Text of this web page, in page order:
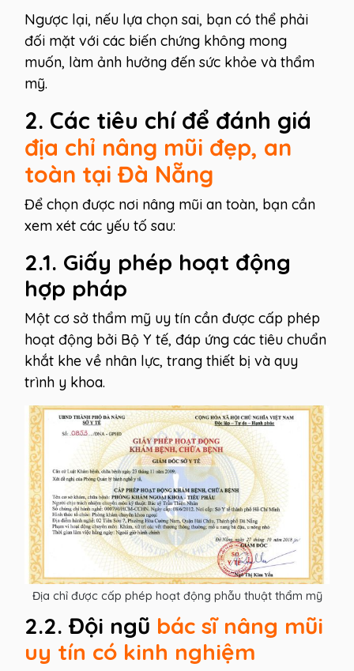
Ngược lại, nếu lựa chọn sai, bạn có thể phải
đối mặt với các biến chứng không mong
muốn, làm ảnh hưởng đến sức khỏe và thẩm
mỹ.
2. Các tiêu chí để đánh giá
địa chỉ nâng mũi đẹp, an
toàn tại Đà Nẵng
Để chọn được nơi nâng mũi an toàn, bạn cần
xem xét các yếu tố sau:
2.1. Giấy phép hoạt động
hợp pháp
Một cơ sở thẩm mỹ uy tín cần được cấp phép
hoạt động bởi Bộ Y tế, đáp ứng các tiêu chuẩn
khắt khe về nhân lực, trang thiết bị và quy
trình y khoa.
Địa chỉ được cấp phép hoạt động phẫu thuật thẩm mỹ
2.2. Đội ngũ bác sĩ nâng mũi
uy tín có kinh nghiệm